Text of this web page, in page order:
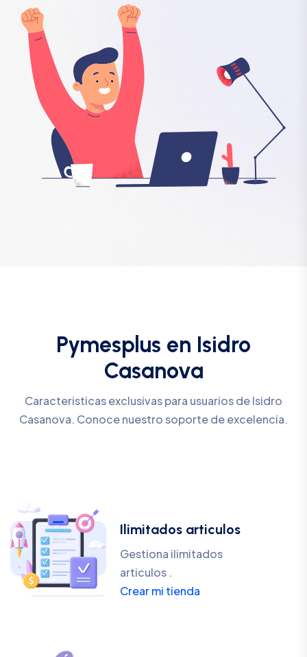
Pymesplus en Isidro
Casanova
Caracteristicas exclusivas para usuarios de Isidro
Casanova. Conoce nuestro soporte de excelencia.
Ilimitados articulos
Gestiona ilimitados
articulos .
Crear mi tienda